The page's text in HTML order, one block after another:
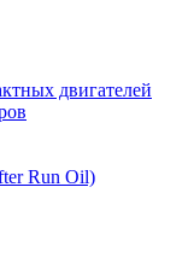
двигателей
Run Oil)